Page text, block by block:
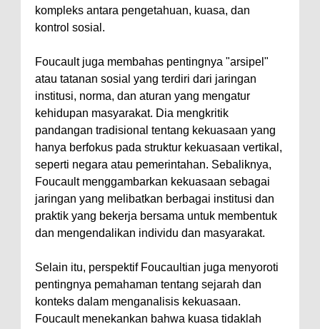
kompleks antara pengetahuan, kuasa, dan
kontrol sosial.
Foucault juga membahas pentingnya "arsipel"
atau tatanan sosial yang terdiri dari jaringan
institusi, norma, dan aturan yang mengatur
kehidupan masyarakat. Dia mengkritik
pandangan tradisional tentang kekuasaan yang
hanya berfokus pada struktur kekuasaan vertikal,
seperti negara atau pemerintahan. Sebaliknya,
Foucault menggambarkan kekuasaan sebagai
jaringan yang melibatkan berbagai institusi dan
praktik yang bekerja bersama untuk membentuk
dan mengendalikan individu dan masyarakat.
Selain itu, perspektif Foucaultian juga menyoroti
pentingnya pemahaman tentang sejarah dan
konteks dalam menganalisis kekuasaan.
Foucault menekankan bahwa kuasa tidaklah